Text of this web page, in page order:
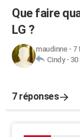
Que faire
LG ?
maudinne- 7
Cindy- 30
7 réponses